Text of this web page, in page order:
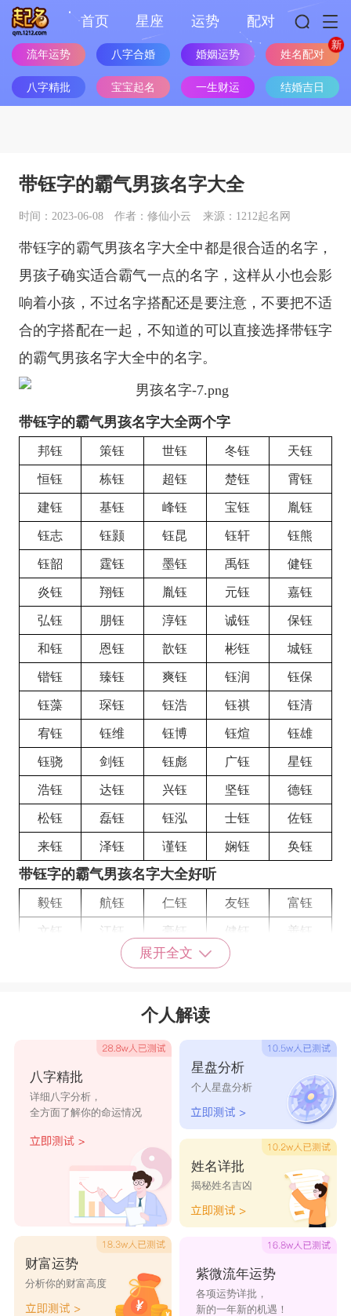
首页 星座 运势 配对
流年运势 八字合婚 婚姻运势 姓名配对
八字精批 宝宝起名 一生财运 结婚吉日
带钰字的霸气男孩名字大全
时间：2023-06-08 作者：修仙小云 来源：1212起名网
带钰字的霸气男孩名字大全中都是很合适的名字，
男孩子确实适合霸气一点的名字，这样从小也会影
响着小孩，不过名字搭配还是要注意，不要把不适
合的字搭配在一起，不知道的可以直接选择带钰字
的霸气男孩名字大全中的名字。
带钰字的霸气男孩名字大全两个字
邦钰 策钰 世钰 冬钰 天钰
恒钰 栋钰 超钰 楚钰 霄钰
建钰 基钰 峰钰 宝钰 胤钰
钰志 钰颢 钰昆 钰轩 钰熊
钰韶 霆钰 墨钰 禹钰 健钰
炎钰 翔钰 胤钰 元钰 嘉钰
弘钰 朋钰 淳钰 诚钰 保钰
和钰 恩钰 歆钰 彬钰 城钰
锴钰 臻钰 爽钰 钰润 钰保
钰藻 琛钰 钰浩 钰祺 钰清
宥钰 钰维 钰博 钰煊 钰雄
钰骁 剑钰 钰彪 广钰 星钰
浩钰 达钰 兴钰 坚钰 德钰
松钰 磊钰 钰泓 士钰 佐钰
来钰 泽钰 谨钰 娴钰 奂钰
带钰字的霸气男孩名字大全好听
毅钰 航钰 仁钰 友钰 富钰
文钰 江钰 豪钰 健钰 善钰
有钰 涛钰 辉钰
成钰
士钰 志钰 林钰 祥钰
良钰 山钰
沐钰 琼钰
锐钰 羡钰 欣钰
涌钰 嗣钰 鼎钰
庆钰 正钰 钰渊 钰富
钰胜 钰睿 钰程 天钰
钰山 贤钰 紫钰
亭钰 焕钰
星钰
展开全文
个人解读
八字精批
详细八字分析，
全方面了解你的命运情况
财富运势
分析你的财富高度
星盘分析
个人星盘分析
姓名详批
揭秘姓名吉凶
紫微流年运势
各项运势详批，
新的一年新的机遇！